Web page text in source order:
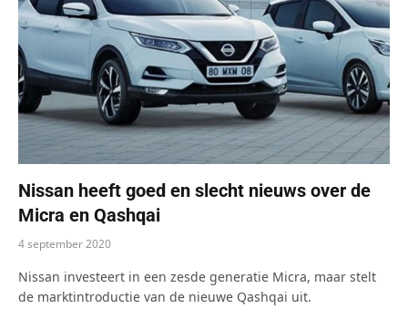
Nissan heeft goed en slecht nieuws over de
Micra en Qashqai
4 september 2020
Nissan investeert in een zesde generatie Micra, maar stelt
de marktintroductie van de nieuwe Qashqai uit.